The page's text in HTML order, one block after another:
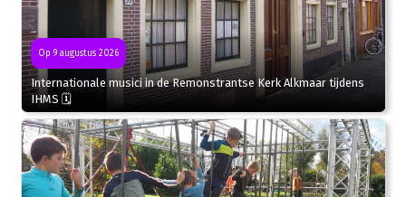
Op 9 augustus 2026
Internationale musici in de Remonstrantse Kerk Alkmaar tijdens
IHMS 🗓